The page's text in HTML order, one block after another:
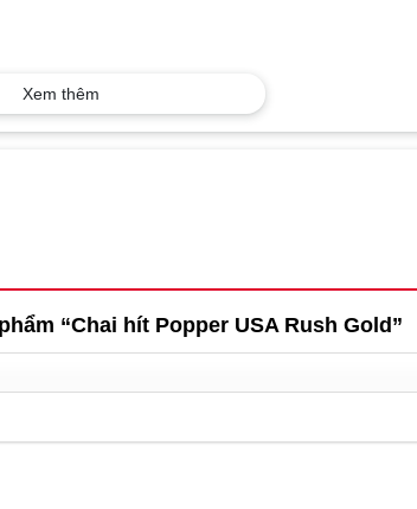
Xem thêm
“Chai hít Popper USA Rush Gold”